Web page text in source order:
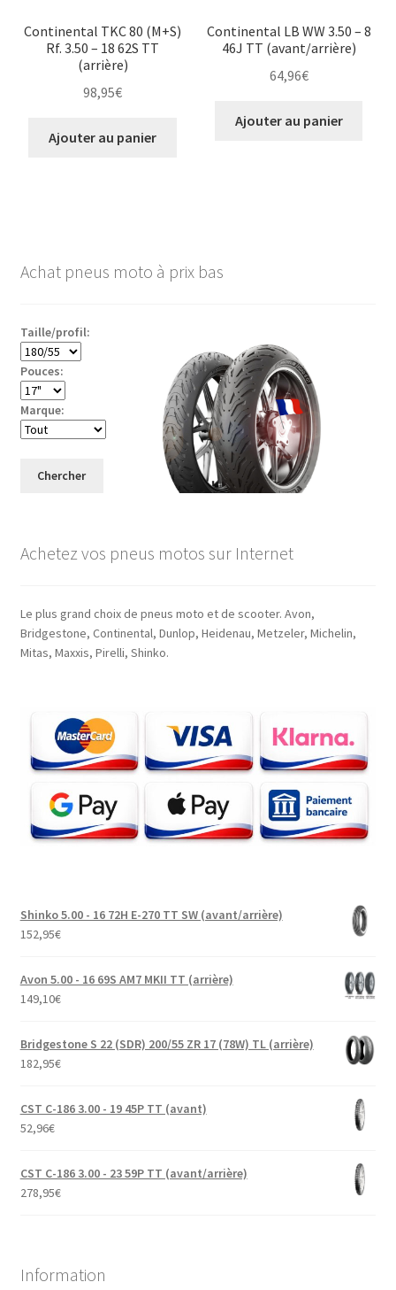
Continental TKC 80 (M+S)
Rf. 3.50 – 18 62S TT
(arrière)
98,95€
Ajouter au panier
Continental LB WW 3.50 – 8
46J TT (avant/arrière)
64,96€
Ajouter au panier
Achat pneus moto à prix bas
Taille/profil:
Pouces:
Marque:
Chercher
Achetez vos pneus motos sur Internet
Le plus grand choix de pneus moto et de scooter. Avon,
Bridgestone, Continental, Dunlop, Heidenau, Metzeler, Michelin,
Mitas, Maxxis, Pirelli, Shinko.
Shinko 5.00 - 16 72H E-270 TT SW (avant/arrière)
152,95€
Avon 5.00 - 16 69S AM7 MKII TT (arrière)
149,10€
Bridgestone S 22 (SDR) 200/55 ZR 17 (78W) TL (arrière)
182,95€
CST C-186 3.00 - 19 45P TT (avant)
52,96€
CST C-186 3.00 - 23 59P TT (avant/arrière)
278,95€
Information